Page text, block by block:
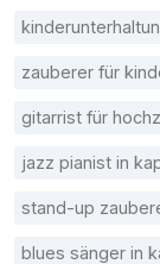
zauberer für
gitarrist für
jazz pianist in
stand-up
blues sänger in